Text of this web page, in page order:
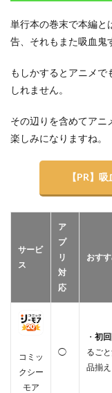
単行本の巻末で本編と
告、それもまた吸血鬼
もしかするとアニメで
しれません。
その辺りを含めてアニ
楽しみになりますね。
【PR】
サービ
ス
ア
プ
リ
対
応
おす
コミッ
クシー
モア
◯
・ 初
るご
品揃え